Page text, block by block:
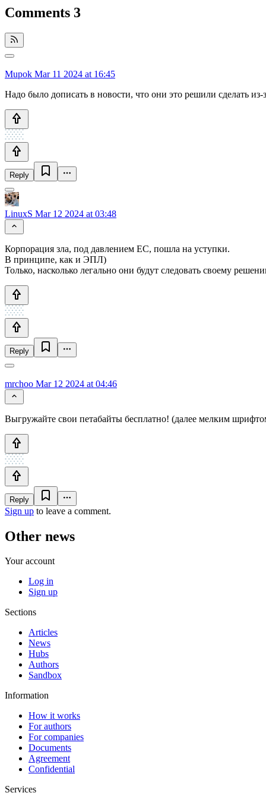
Comments 3
Mupok Mar 11 2024 at 16:45
Надо было дописать в новости, что они это решили сделать
Reply
LinuxS Mar 12 2024 at 03:48
Корпорация зла, под давлением ЕС, пошла на уступки.
В принципе, как и ЭПЛ)
Только, насколько легально они будут следовать своему
Reply
mrchoo Mar 12 2024 at 04:46
Выгружайте свои петабайты бесплатно! (далее мелким
Reply
Sign up to leave a comment.
Other news
Your account
Log in
Sign up
Sections
Articles
News
Hubs
Authors
Sandbox
Information
How it works
For authors
For companies
Documents
Agreement
Confidential
Services